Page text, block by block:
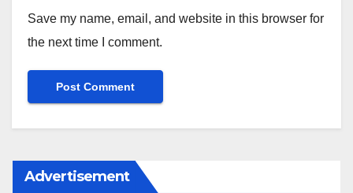
Save my name, email, and website in this browser for
the next time I comment.
Advertisement